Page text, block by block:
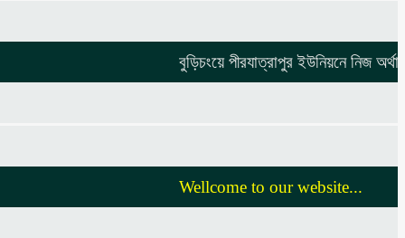
বুড়িচংয়ে পীরযাত্রাপুর ইউনিয়নে নিজ
Wellcome to our website...